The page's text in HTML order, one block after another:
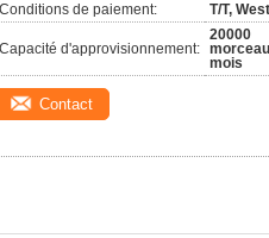
Conditions de paiement:
T/T,
Capacité d'approvisionnement:
20000
mois
Contact